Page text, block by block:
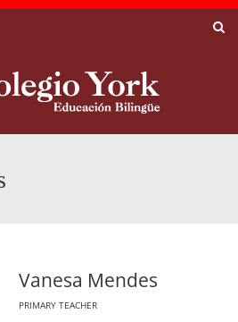
Vanesa Mendes
PRIMARY TEACHER